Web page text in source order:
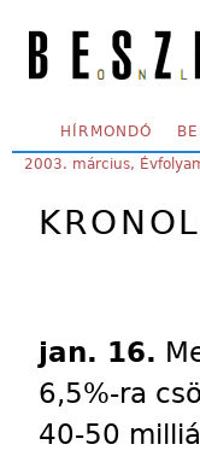
SECONDARY MENU
HÍRMONDÓ
YOU ARE HERE:
2003. március,
jan. 16.
6,5%-ra
40-50